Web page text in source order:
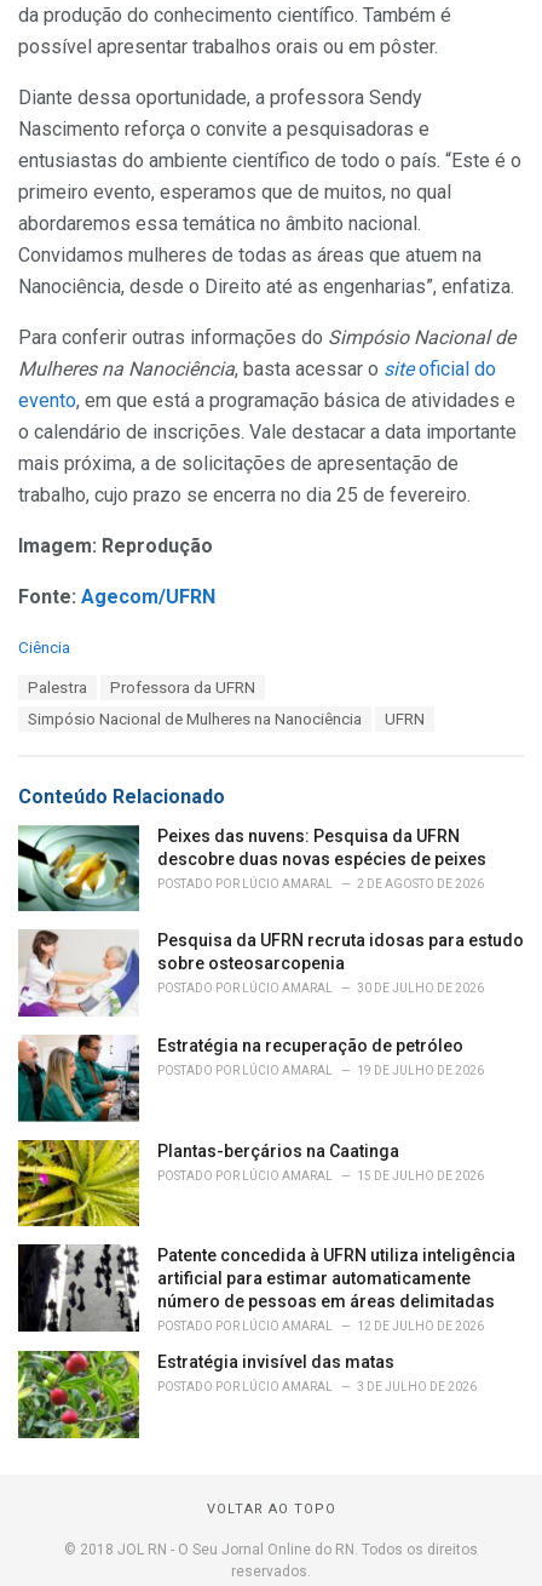
da produção do conhecimento científico. Também é
possível apresentar trabalhos orais ou em pôster.
Diante dessa oportunidade, a professora Sendy
Nascimento reforça o convite a pesquisadoras e
entusiastas do ambiente científico de todo o país. “Este é o
primeiro evento, esperamos que de muitos, no qual
abordaremos essa temática no âmbito nacional.
Convidamos mulheres de todas as áreas que atuem na
Nanociência, desde o Direito até as engenharias”, enfatiza.
Para conferir outras informações do Simpósio Nacional de
Mulheres na Nanociência, basta acessar o siteoficial do
evento, em que está a programação básica de atividades e
o calendário de inscrições. Vale destacar a data importante
mais próxima, a de solicitações de apresentação de
trabalho, cujo prazo se encerra no dia 25 de fevereiro.
Imagem: Reprodução
Fonte: Agecom/UFRN
C
i
s
:
Ciência
Palestra
Professora da UFRN
Simpósio Nacional de Mulheres na Nanociência
UFRN
Conteúdo Relacionado
Peixes das nuvens: Pesquisa da UFRN
descobre duas novas espécies de peixes
POSTADO POR LÚCIO AMARAL 2 DE AGOSTO DE 2026
Pesquisa da UFRN recruta idosas para estudo
sobre osteosarcopenia
POSTADO POR LÚCIO AMARAL 30 DE JULHO DE 2026
Estratégia na recuperação de petróleo
POSTADO POR LÚCIO AMARAL 19 DE JULHO DE 2026
Plantas-berçários na Caatinga
POSTADO POR LÚCIO AMARAL 15 DE JULHO DE 2026
Patente concedida à UFRN utiliza inteligência
artificial para estimar automaticamente
número de pessoas em áreas delimitadas
POSTADO POR LÚCIO AMARAL 12 DE JULHO DE 2026
Estratégia invisível das matas
POSTADO POR LÚCIO AMARAL 3 DE JULHO DE 2026
VOLTAR AO TOPO
© 2018 JOL RN - O Seu Jornal Online do RN. Todos os direitos
reservados.